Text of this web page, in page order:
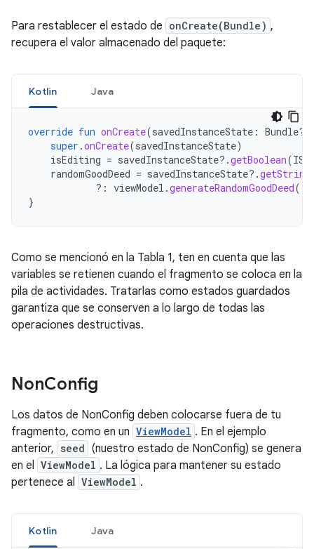
Para restablecer el estado de onCreate(Bundle) ,
recupera el valor almacenado del paquete:
Kotlin Java
override fun onCreate(savedInstanceState : Bundle?)
super .onCreate(savedInstanceState)
isEditing = savedInstanceState?.getBoolean(
randomGoodDeed = savedInstanceState?.getString
?: viewModel .generateRandomGoodDeed()
}
Como se mencionó en la Tabla 1, ten en cuenta que las
variables se retienen cuando el fragmento se coloca en la
pila de actividades. Tratarlas como estados guardados
garantiza que se conserven a lo largo de todas las
operaciones destructivas.
NonConfig
Los datos de NonConfig deben colocarse fuera de tu
fragmento, como en un ViewModel . En el ejemplo
anterior, seed (nuestro estado de NonConfig) se genera
en el
ViewModel . La lógica para mantener su estado
pertenece al
ViewModel .
Kotlin Java